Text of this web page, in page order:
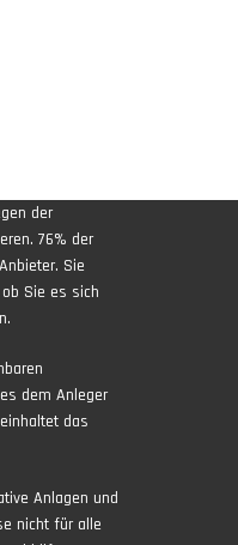
der
76% der
Sie
Sie es sich
dem Anleger
das
Anlagen und
nicht für alle